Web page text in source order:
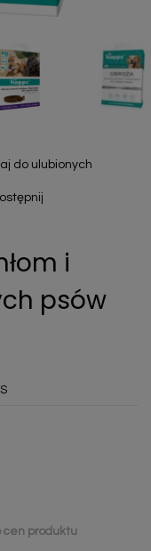
do ulubionych
i
psów
cen produktu